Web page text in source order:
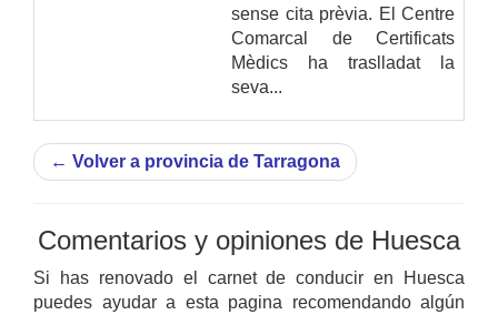
sense cita prèvia. El Centre
Comarcal de Certificats
Mèdics ha traslladat la
seva...
← Volver a provincia de Tarragona
Comentarios y opiniones de Huesca
Si has renovado el carnet de conducir en Huesca
puedes ayudar a esta pagina recomendando algún